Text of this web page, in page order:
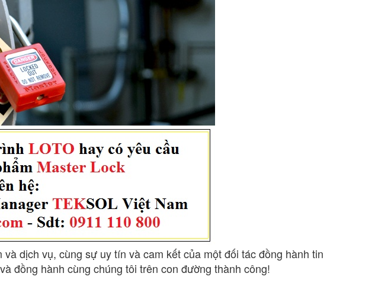
dịch vụ, cùng sự uy tín và cam kết của một đối tác đồng hành tin
đồng hành cùng chúng tôi trên con đường thành công!